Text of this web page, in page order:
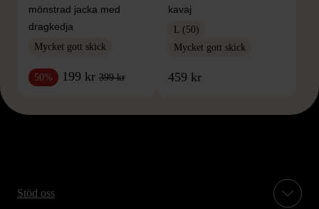
mönstrad jacka med
dragkedja
Mycket gott skick
50% 199 kr 399 kr
kavaj
L (50)
Mycket gott skick
459 kr
Stöd oss